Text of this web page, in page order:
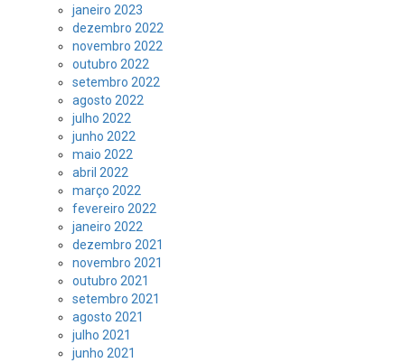
janeiro 2023
dezembro 2022
novembro 2022
outubro 2022
setembro 2022
agosto 2022
julho 2022
junho 2022
maio 2022
abril 2022
março 2022
fevereiro 2022
janeiro 2022
dezembro 2021
novembro 2021
outubro 2021
setembro 2021
agosto 2021
julho 2021
junho 2021